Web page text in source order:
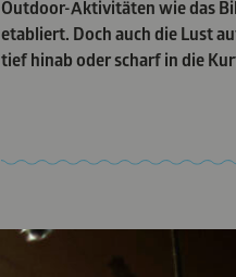
Outdoor-Aktivitäten wie das
etabliert. Doch auch die Lust
tief hinab oder scharf in die
Auf der Jagd nach Adrenalin